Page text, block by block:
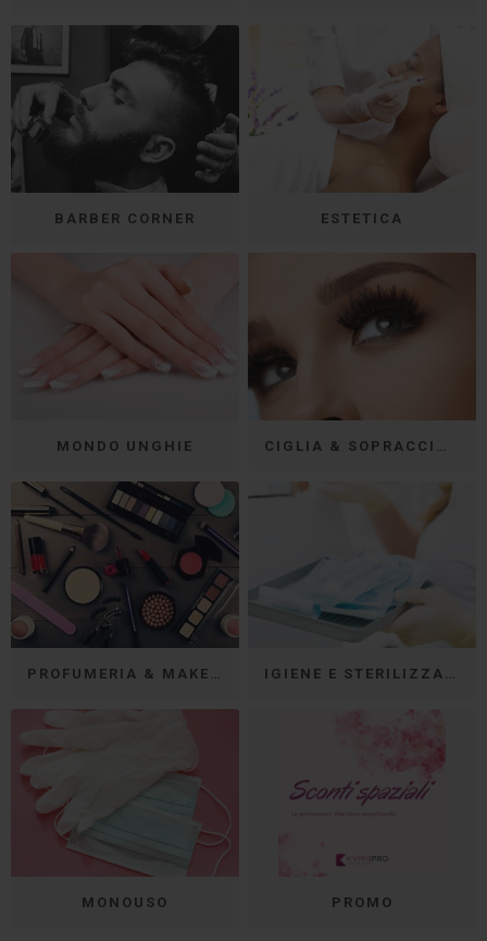
BARBER CORNER ESTETICA
MONDO UNGHIE CIGLIA & SOPRACCIGLIA
PROFUMERIA & MAKE-UP IGIENE E STERILIZZAZIONE
MONOUSO PROMO